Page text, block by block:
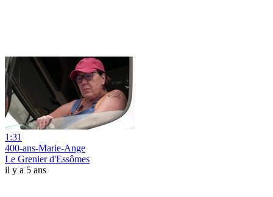
1:31
400-ans-Marie-Ange
Le Grenier d'Essômes
il y a 5 ans